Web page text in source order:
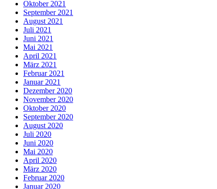
Oktober 2021
September 2021
August 2021
Juli 2021
Juni 2021
Mai 2021
April 2021
März 2021
Februar 2021
Januar 2021
Dezember 2020
November 2020
Oktober 2020
September 2020
August 2020
Juli 2020
Juni 2020
Mai 2020
April 2020
März 2020
Februar 2020
Januar 2020